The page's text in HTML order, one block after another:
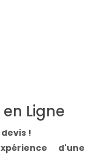
Ligne
!
d'une